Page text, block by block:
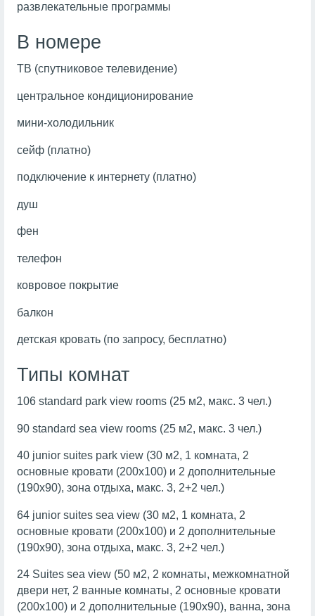
развлекательные программы
В номере
ТВ (спутниковое телевидение)
центральное кондиционирование
мини-холодильник
сейф (платно)
подключение к интернету (платно)
душ
фен
телефон
ковровое покрытие
балкон
детская кровать (по запросу, бесплатно)
Типы комнат
106 standard park view rooms (25 м2, макс. 3 чел.)
90 standard sea view rooms (25 м2, макс. 3 чел.)
40 junior suites park view (30 м2, 1 комната, 2
основные кровати (200х100) и 2 дополнительные
(190х90), зона отдыха, макс. 3, 2+2 чел.)
64 junior suites sea view (30 м2, 1 комната, 2
основные кровати (200х100) и 2 дополнительные
(190х90), зона отдыха, макс. 3, 2+2 чел.)
24 Suites sea view (50 м2, 2 комнаты, межкомнатной
двери нет, 2 ванные комнаты, 2 основные кровати
(200х100) и 2 дополнительные (190х90), ванна, зона